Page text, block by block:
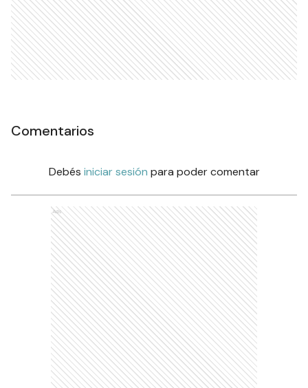
Comentarios
Debés iniciar sesión para poder comentar
Ads